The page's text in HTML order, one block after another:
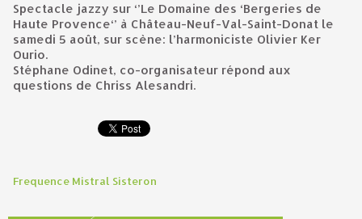
Spectacle jazzy sur ‘’Le Domaine des ‘Bergeries de
Haute Provence‘’ à Château-Neuf-Val-Saint-Donat le
samedi 5 août, sur scène: l’harmoniciste Olivier Ker
Ourio.
Stéphane Odinet, co-organisateur répond aux
questions de Chriss Alesandri.
Frequence Mistral Sisteron